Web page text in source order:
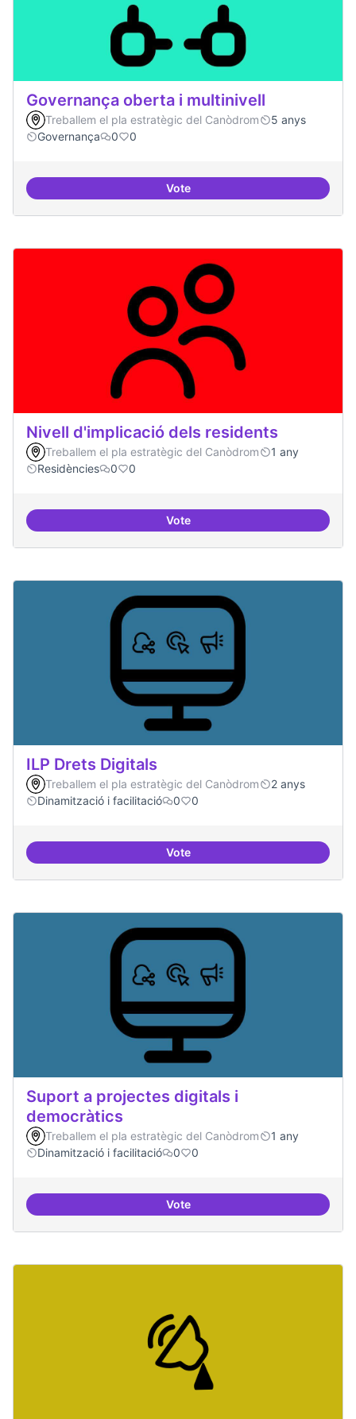
Governança oberta i multinivell
Treballem el pla estratègic del Canòdrom
5 anys
Governança
0 0
VoteGovernança oberta i multinivell
Nivell d'implicació dels residents
Treballem el pla estratègic del Canòdrom
1 any
Residències
0 0
VoteNivell d'implicació dels residents
ILP Drets Digitals
Treballem el pla estratègic del Canòdrom
2 anys
Dinamització i facilitació
0 0
VoteILP Drets Digitals
Suport a projectes digitals i
democràtics
Treballem el pla estratègic del Canòdrom
1 any
Dinamització i facilitació
0 0
VoteSuport a projectes digitals i